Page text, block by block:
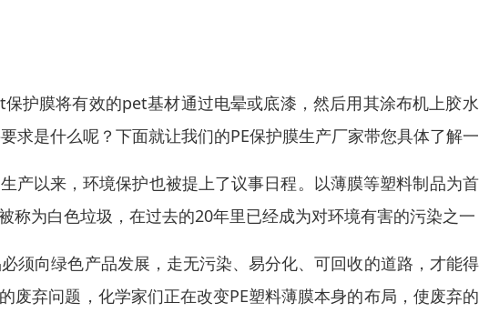
护膜将有效的pet基材通过电晕或底漆，然后用其涂布机上胶
求是什么呢？下面就让我们的PE保护膜生产厂家带您具体了解
产以来，环境保护也被提上了议事日程。以薄膜等塑料制品为
称为白色垃圾，在过去的20年里已经成为对环境有害的污染之
须向绿色产品发展，走无污染、易分化、可回收的道路，才能
废弃问题，化学家们正在改变PE塑料薄膜本身的布局，使废弃